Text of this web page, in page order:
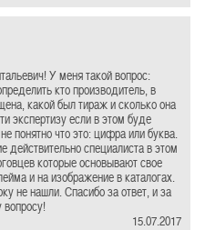
У меня такой вопрос:
кто производитель, в
какой был тираж и сколько она
экспертизу если в этом буде
понятно что это: цифра или буква.
специалиста в этом
которые основывают свое
и на изображение в каталогах.
не нашли. Спасибо за ответ, и за
15.07.2017